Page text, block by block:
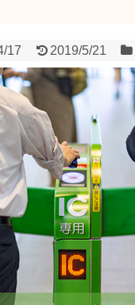
17 2019/5/21